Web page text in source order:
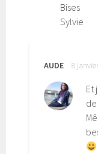
Bises
Sylvie
AUDE 8
Et